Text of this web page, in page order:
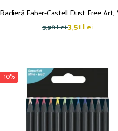
Radieră Faber-Castell Dust Free Art,
3,90 Lei3,51 Lei
-10%